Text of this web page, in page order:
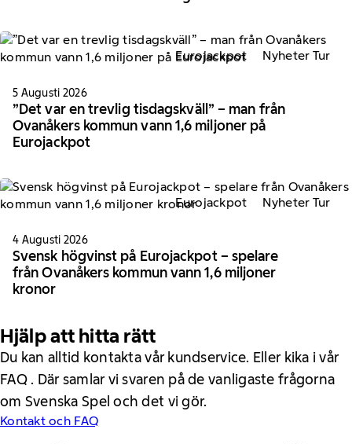
Eurojackpot Nyheter Tur
5 Augusti 2026
”Det var en trevlig tisdagskväll” – man från
Ovanåkers kommun vann 1,6 miljoner på
Eurojackpot
Eurojackpot Nyheter Tur
4 Augusti 2026
Svensk högvinst på Eurojackpot – spelare
från Ovanåkers kommun vann 1,6 miljoner
kronor
Hjälp att hitta rätt
Du kan alltid kontakta vår kundservice. Eller kika i vår
FAQ . Där samlar vi svaren på de vanligaste frågorna
om Svenska Spel och det vi gör.
Kontakt och FAQ